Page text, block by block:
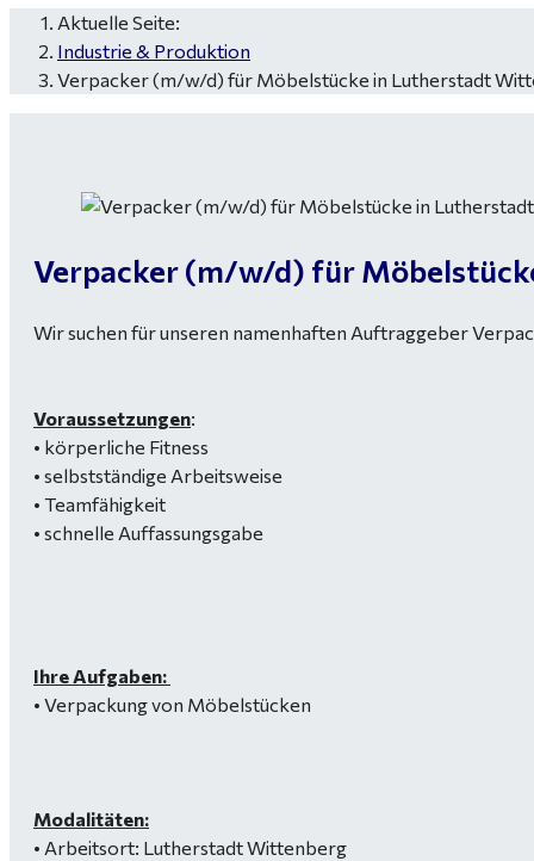
Aktuelle Seite:
Industrie & Produktion
Verpacker (m/w/d) für Möbelstücke in Lutherstadt
Verpacker (m/w/d) für
Wir suchen für unseren namenhaften Auftraggeber
Voraussetzungen:
• körperliche Fitness
• selbstständige Arbeitsweise
• Teamfähigkeit
• schnelle Auffassungsgabe
Ihre Aufgaben:
• Verpackung von Möbelstücken
Modalitäten:
• Arbeitsort: Lutherstadt Wittenberg